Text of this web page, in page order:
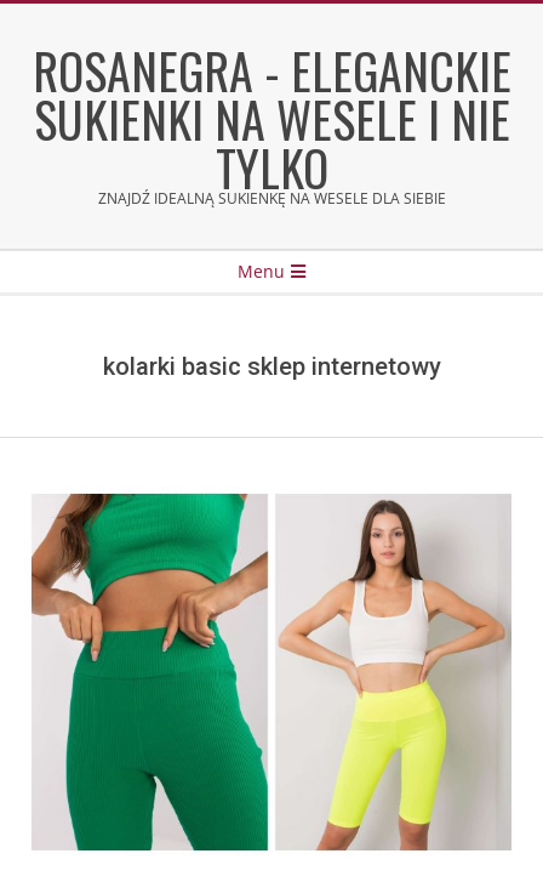
contentROSANEGRA - ELEGANCKIE
SUKIENKI NA WESELE I NIE
TYLKO
ZNAJDŹ IDEALNĄ SUKIENKĘ NA WESELE DLA SIEBIE
Menu
kolarki basic sklep internetowy